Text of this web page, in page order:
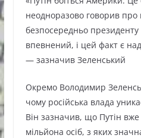
неодноразово говорив про
безпосередньо
впевнений, і цей факт є
— зазначив Зеленський
Окремо Володимир
чому російська влада
Він зазначив, що Путін вже
мільйона осіб, з яких